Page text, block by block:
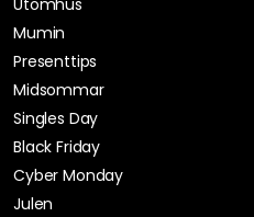
Utomhus
Mumin
Presenttips
Midsommar
Singles Day
Black Friday
Cyber Monday
Julen